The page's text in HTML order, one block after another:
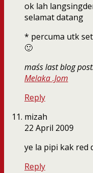
ok lah
selamat datang
* percuma utk
🙂
mas´s last blog
Melaka .Jom
Reply
mizah
22 April 2009
ye la pipi kak red
Reply